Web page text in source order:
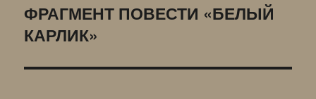
Следующая
запись:
ФРАГМЕНТ ПОВЕСТИ «БЕЛЫЙ
КАРЛИК»